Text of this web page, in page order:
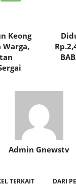
Keong
Admin Gnewstv
TERKAIT DARI